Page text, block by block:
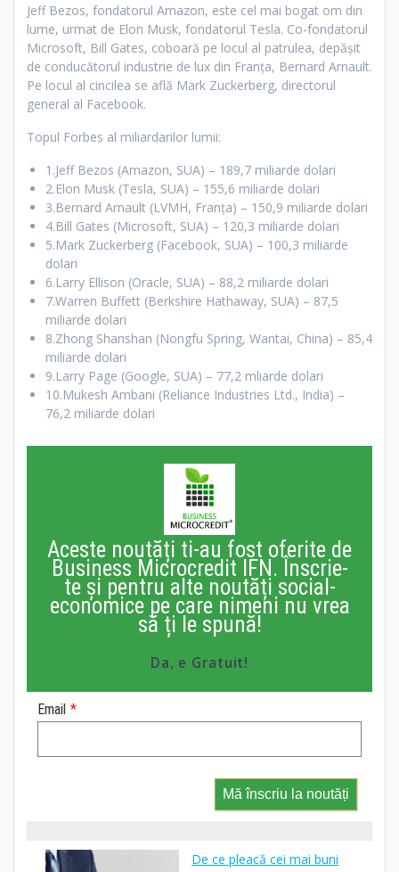
Jeff Bezos, fondatorul Amazon, este cel mai bogat om din
lume, urmat de Elon Musk, fondatorul Tesla. Co-fondatorul
Microsoft, Bill Gates, coboară pe locul al patrulea, depășit
de conducătorul industrie de lux din Franța, Bernard Arnault.
Pe locul al cincilea se află Mark Zuckerberg, directorul
general al Facebook.
Topul Forbes al miliardarilor lumii:
1.Jeff Bezos (Amazon, SUA) – 189,7 miliarde dolari
2.Elon Musk (Tesla, SUA) – 155,6 miliarde dolari
3.Bernard Arnault (LVMH, Franța) – 150,9 miliarde dolari
4.Bill Gates (Microsoft, SUA) – 120,3 miliarde dolari
5.Mark Zuckerberg (Facebook, SUA) – 100,3 miliarde
dolari
6.Larry Ellison (Oracle, SUA) – 88,2 miliarde dolari
7.Warren Buffett (Berkshire Hathaway, SUA) – 87,5
miliarde dolari
8.Zhong Shanshan (Nongfu Spring, Wantai, China) – 85,4
miliarde dolari
9.Larry Page (Google, SUA) – 77,2 mliarde dolari
10.Mukesh Ambani (Reliance Industries Ltd., India) –
76,2 miliarde dolari
Aceste noutăți ti-au fost oferite de
Business Microcredit IFN. Înscrie-
te și pentru alte noutăți social-
economice pe care nimeni nu vrea
să ți le spună!
Da, e Gratuit!
Email *
Mă înscriu la noutăți
De ce pleacă cei mai buni